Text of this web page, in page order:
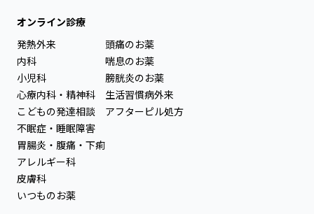
オンライン診療
発熱外来
内科
小児科
心療内科・精神科
こどもの発達相談
不眠症・睡眠障害
胃腸炎・腹痛・下痢
アレルギー科
皮膚科
いつものお薬
頭痛のお薬
喘息のお薬
膀胱炎のお薬
生活習慣病外来
アフターピル処方